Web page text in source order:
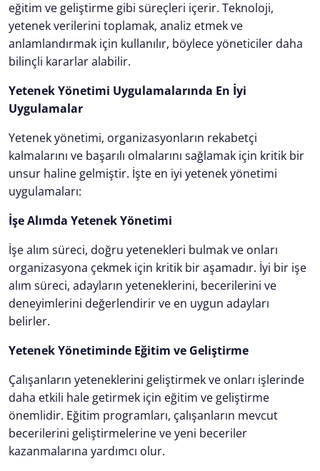
eğitim ve geliştirme gibi süreçleri içerir. Teknoloji,
yetenek verilerini toplamak, analiz etmek ve
anlamlandırmak için kullanılır, böylece yöneticiler daha
bilinçli kararlar alabilir.
Yetenek Yönetimi Uygulamalarında En İyi
Uygulamalar
Yetenek yönetimi, organizasyonların rekabetçi
kalmalarını ve başarılı olmalarını sağlamak için kritik bir
unsur haline gelmiştir. İşte en iyi yetenek yönetimi
uygulamaları:
İşe Alımda Yetenek Yönetimi
İşe alım süreci, doğru yetenekleri bulmak ve onları
organizasyona çekmek için kritik bir aşamadır. İyi bir işe
alım süreci, adayların yeteneklerini, becerilerini ve
deneyimlerini değerlendirir ve en uygun adayları
belirler.
Yetenek Yönetiminde Eğitim ve Geliştirme
Çalışanların yeteneklerini geliştirmek ve onları işlerinde
daha etkili hale getirmek için eğitim ve geliştirme
önemlidir. Eğitim programları, çalışanların mevcut
becerilerini geliştirmelerine ve yeni beceriler
kazanmalarına yardımcı olur.